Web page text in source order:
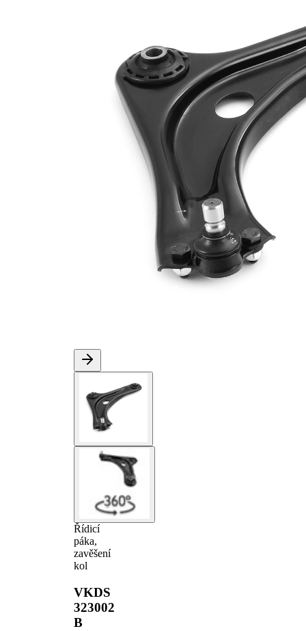
Řídicí
páka,
zavěšení
kol
VKDS
323002
B
výrobek/info 2
nosným-/vodicím
kloubem
Konstrukce/typ
ramene
trojúhelníkové
rameno
párová čísla
VKDS 323004